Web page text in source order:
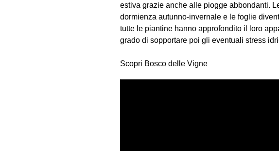
estiva grazie anche alle piogge abbondanti.
dormienza autunno-invernale e le foglie
tutte le piantine hanno approfondito il loro
grado di sopportare poi gli eventuali stress
Scopri Bosco delle Vigne